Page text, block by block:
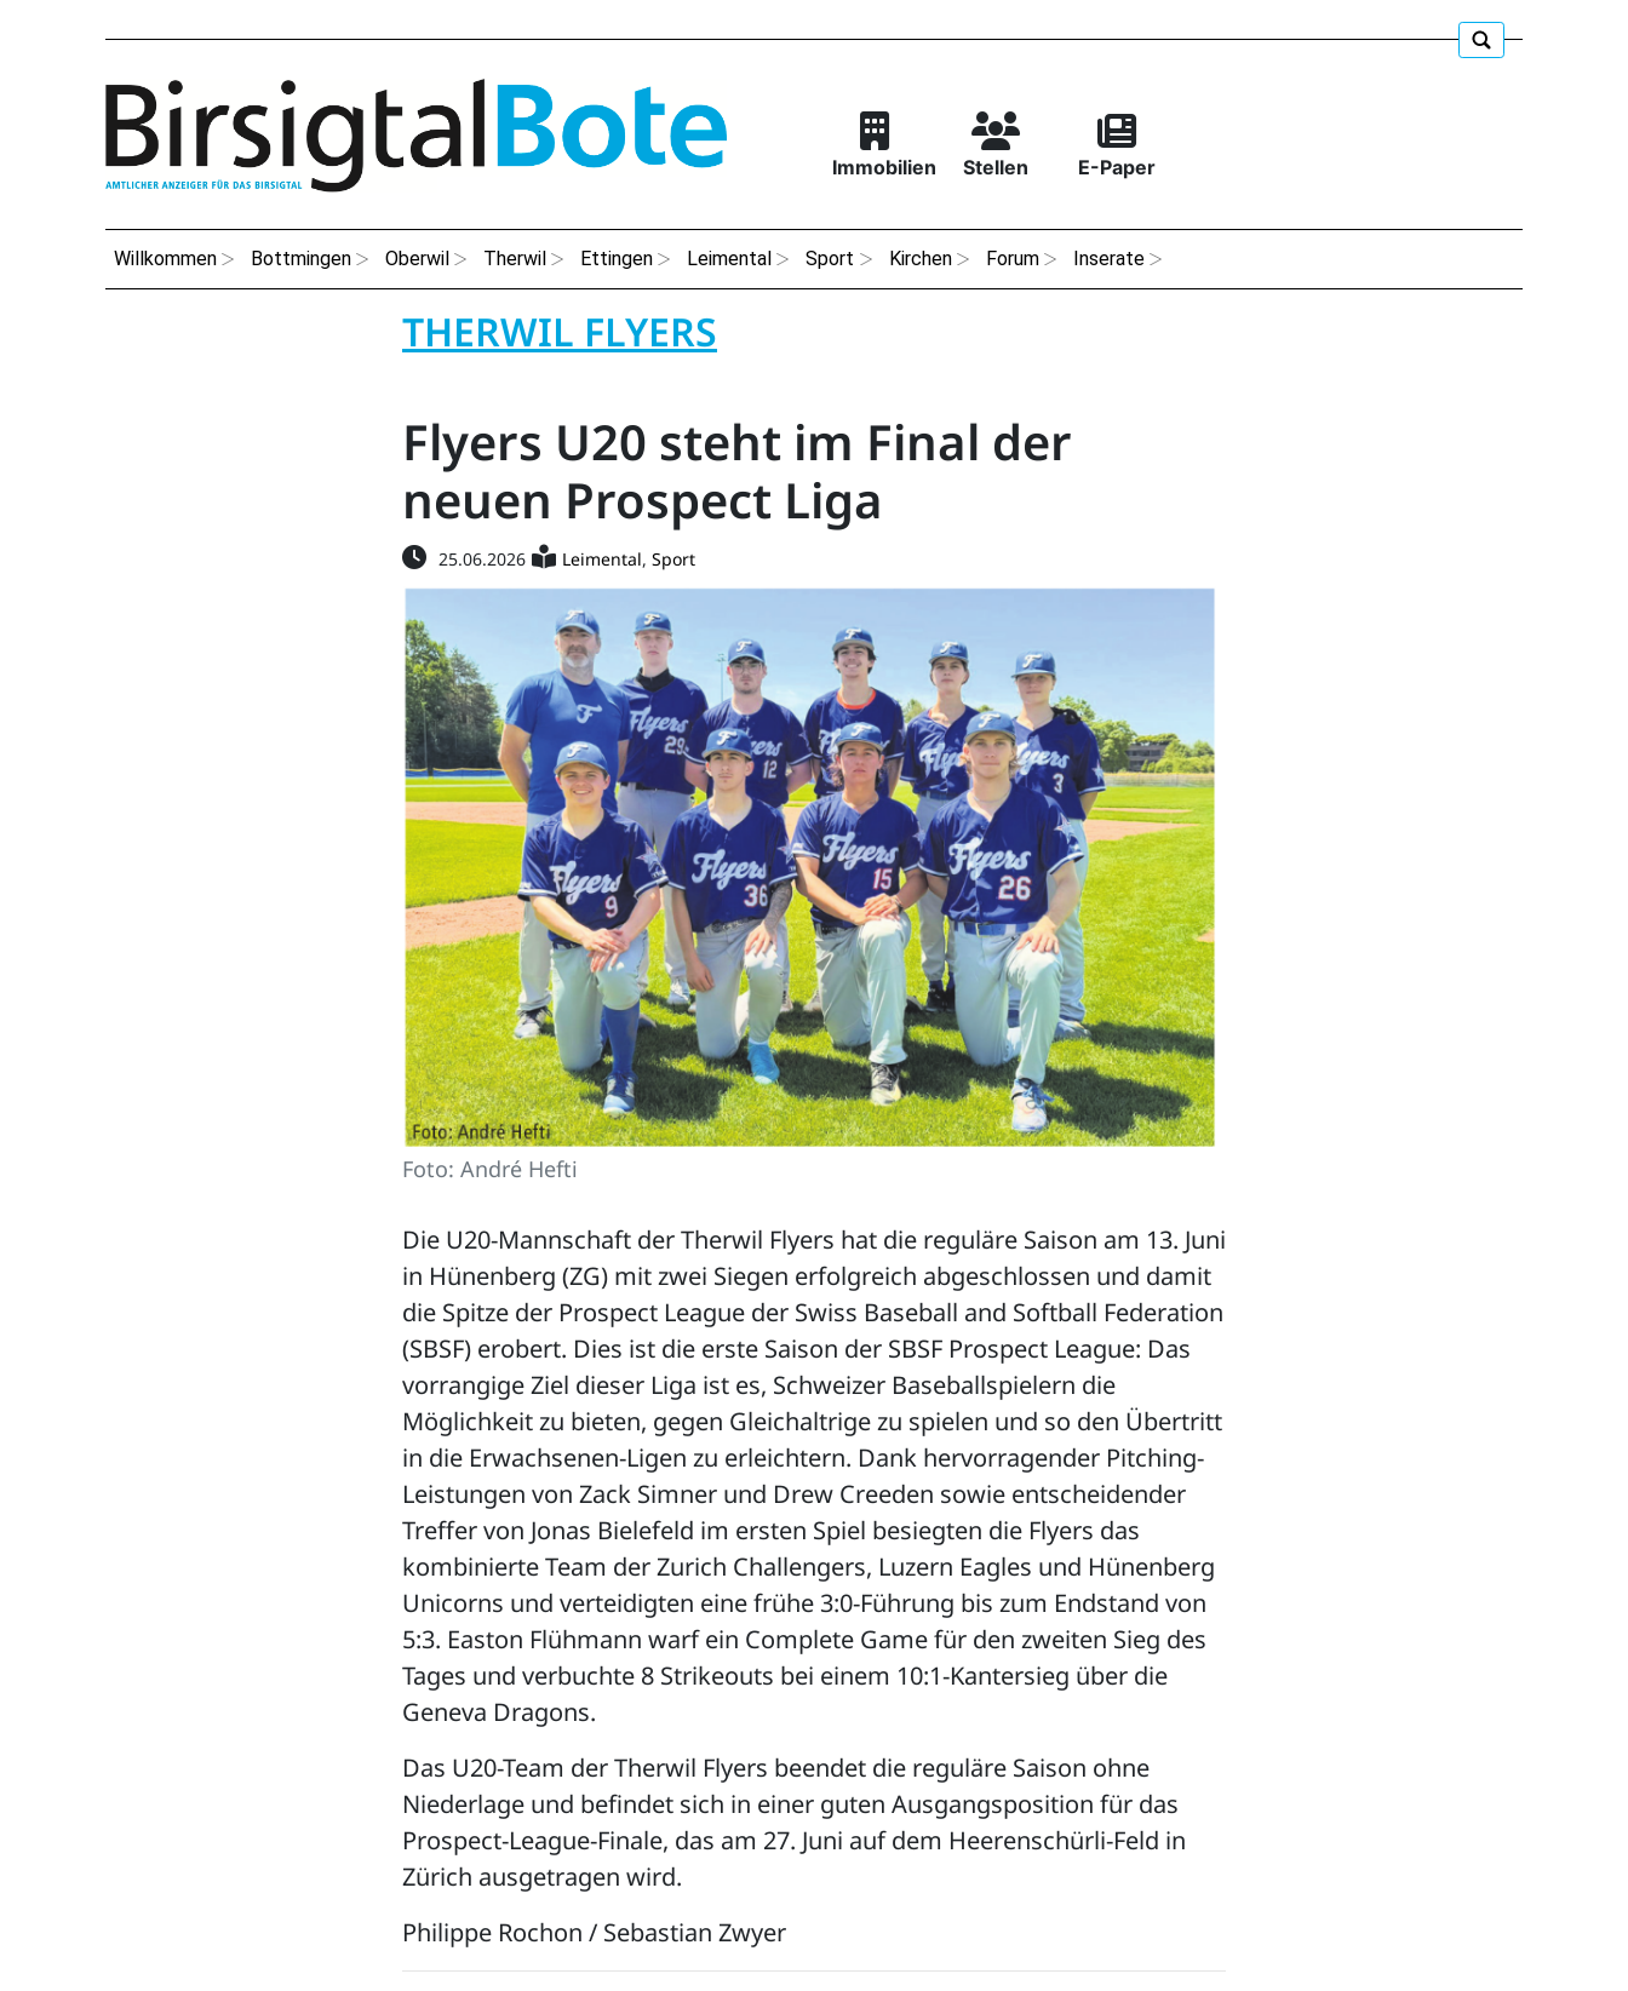
Immobilien Stellen E-Paper
Willkommen Bottmingen Oberwil Therwil Ettingen Leimental Sport Kirchen Forum Inserate
THERWIL FLYERS
Flyers U20 steht im Final der
neuen Prospect Liga
25.06.2026 Leimental, Sport
Foto: André Hefti
Die U20-Mannschaft der Therwil Flyers hat die reguläre Saison am 13. Juni
in Hünenberg (ZG) mit zwei Siegen erfolgreich abgeschlossen und damit
die Spitze der Prospect League der Swiss Baseball and Softball Federation
(SBSF) erobert. Dies ist die erste Saison der SBSF Prospect League: Das
vorrangige Ziel dieser Liga ist es, Schweizer Baseballspielern die
Möglichkeit zu bieten, gegen Gleichaltrige zu spielen und so den Übertritt
in die Erwachsenen-Ligen zu erleichtern. Dank hervorragender Pitching-
Leistungen von Zack Simner und Drew Creeden sowie entscheidender
Treffer von Jonas Bielefeld im ersten Spiel besiegten die Flyers das
kombinierte Team der Zurich Challengers, Luzern Eagles und Hünenberg
Unicorns und verteidigten eine frühe 3:0-Führung bis zum Endstand von
5:3. Easton Flühmann warf ein Complete Game für den zweiten Sieg des
Tages und verbuchte 8 Strikeouts bei einem 10:1-Kantersieg über die
Geneva Dragons.
Das U20-Team der Therwil Flyers beendet die reguläre Saison ohne
Niederlage und befindet sich in einer guten Ausgangsposition für das
Prospect-League-Finale, das am 27. Juni auf dem Heerenschürli-Feld in
Zürich ausgetragen wird.
Philippe Rochon / Sebastian Zwyer